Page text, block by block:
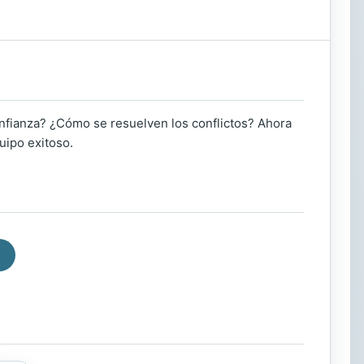
¿Cómo se resuelven los conflictos? Ahora
exitoso.